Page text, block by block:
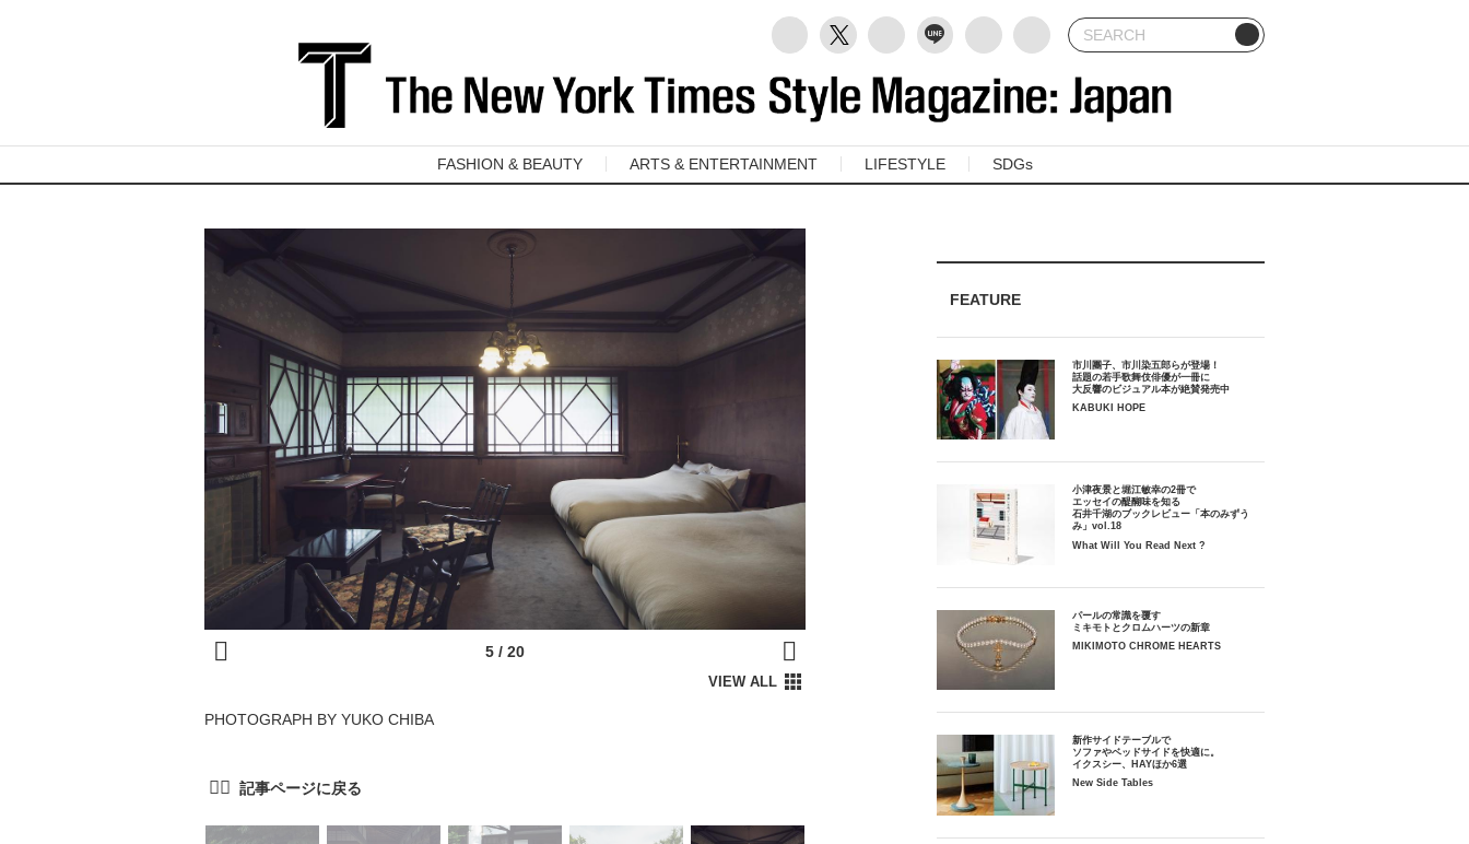
FASHION & BEAUTY ARTS & ENTERTAINMENT LIFESTYLE SDGs
PHOTOGRAPH BY YUKO CHIBA
FEATURE
市川團子、市川染五郎らが登場！
話題の若手歌舞伎俳優が一冊に
大反響のビジュアル本が絶賛発売中
KABUKI HOPE
小津夜景と堀江敏幸の2冊で
エッセイの醍醐味を知る
石井千湖のブックレビュー「本のみずう
み」vol.18
What Will You Read Next ?
パールの常識を覆す
ミキモトとクロムハーツの新章
MIKIMOTO CHROME HEARTS
新作サイドテーブルで
ソファやベッドサイドを快適に。
イクスシー、HAYほか6選
New Side Tables